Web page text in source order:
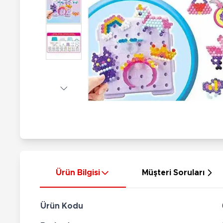
Hayvan Figürler
Çeşitli Figürler
Koleksiyon Figürler
Elektronik Ürünler
Çeşitli Elektronik Ürünler
Nerf
Silahlar
Silah Setleri
Kılıç Setleri
Ok Setleri
Ürün Bilgisi Müşteri Soruları
Ürün Kodu